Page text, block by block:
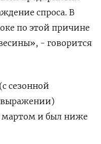
​спроса. В
по этой причине
- говорится
сезонной
выражении)
мартом и был ниже